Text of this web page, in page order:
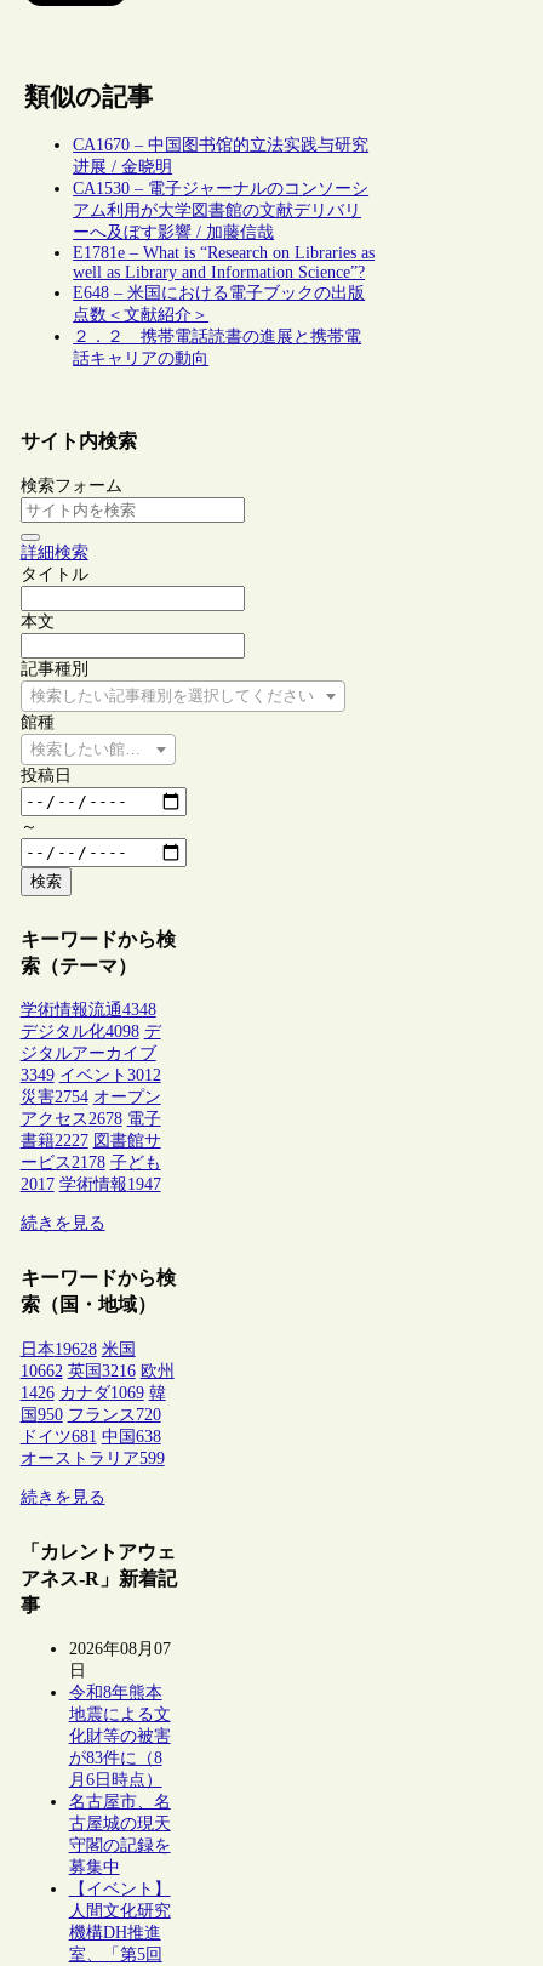
類似の記事
CA1670 – 中国图书馆的立法实践与研究
进展 / 金晓明
CA1530 – 電子ジャーナルのコンソーシ
アム利用が大学図書館の文献デリバリ
ーへ及ぼす影響 / 加藤信哉
E1781e – What is “Research on Libraries as
well as Library and Information Science”?
E648 – 米国における電子ブックの出版
点数＜文献紹介＞
２．２ 携帯電話読書の進展と携帯電
話キャリアの動向
サイト内検索
検索フォーム
詳細検索
タイトル
本文
記事種別
検索したい記事種別を選択してください
館種
検索したい館種を選択してください
投稿日
～
検索
キーワードから検
索（テーマ）
学術情報流通4348
デジタル化4098 デ
ジタルアーカイブ
3349 イベント 3012
災害2754 オープン
アクセス2678 電子
書籍2227 図書館サ
ービス2178 子ども
2017 学術情報1947
続きを見る
キーワードから検
索（国・地域）
日本19628 米国
10662 英国 3216 欧州
1426 カナダ1069 韓
国 950 フランス 720
ドイツ681 中国 638
オーストラリア599
続きを見る
「カレントアウェ
アネス-R」新着記
事
2026年08月07
日
令和8年熊本
地震による文
化財等の被害
が83件に（8
月6日時点）
名古屋市、名
古屋城の現天
守閣の記録を
募集中
【イベント】
人間文化研究
機構DH推進
室、「第5回